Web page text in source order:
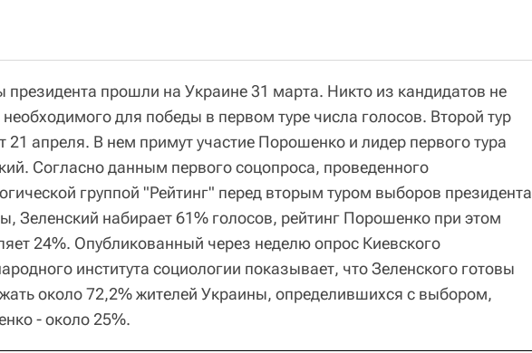
президента прошли на Украине 31 марта. Никто из кандидатов не
для победы в первом туре числа голосов. Второй тур
21 апреля. В нем примут участие Порошенко и лидер первого тура
Согласно данным первого соцопроса, проведенного
группой "Рейтинг" перед вторым туром выборов президента
Зеленский набирает 61% голосов, рейтинг Порошенко при этом
24%. Опубликованный через неделю опрос Киевского
института социологии показывает, что Зеленского готовы
около 72,2% жителей Украины, определившихся с выбором,
- около 25%.